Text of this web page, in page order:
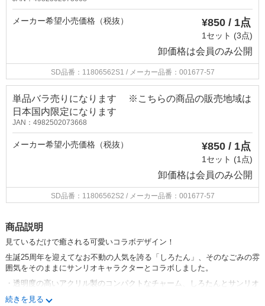
メーカー希望小売価格（税抜） ¥850 / 1点
1セット (3点)
卸価格は会員のみ公開
SD品番：11806562S1 / メーカー品番：001677-57
単品バラ売りになります ※こちらの商品の販売地域は
日本国内限定になります
JAN：4982502073668
メーカー希望小売価格（税抜） ¥850 / 1点
1セット (1点)
卸価格は会員のみ公開
SD品番：11806562S2 / メーカー品番：001677-57
商品説明
見ているだけで癒される可愛いコラボデザイン！
生誕25周年を迎えてなお不動の人気を誇る「しろたん」、そのなごみの雰
囲気をそのままにサンリオキャラクターとコラボしました。
・透明度の高いアクリル製のコンパクトなチャーム、しろたんとサンリオ
キャラクターが各1個セットされています
続きを見る